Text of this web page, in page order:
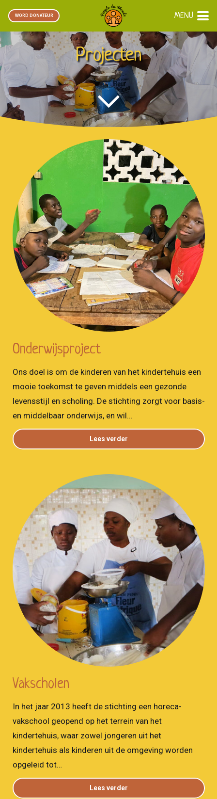
WORD DONATEUR MENU
Projecten
Onderwijsproject
Ons doel is om de kinderen van het kindertehuis een
mooie toekomst te geven middels een gezonde
levensstijl en scholing. De stichting zorgt voor basis-
en middelbaar onderwijs, en wil…
Lees verder
Vakscholen
In het jaar 2013 heeft de stichting een horeca-
vakschool geopend op het terrein van het
kindertehuis, waar zowel jongeren uit het
kindertehuis als kinderen uit de omgeving worden
opgeleid tot…
Lees verder